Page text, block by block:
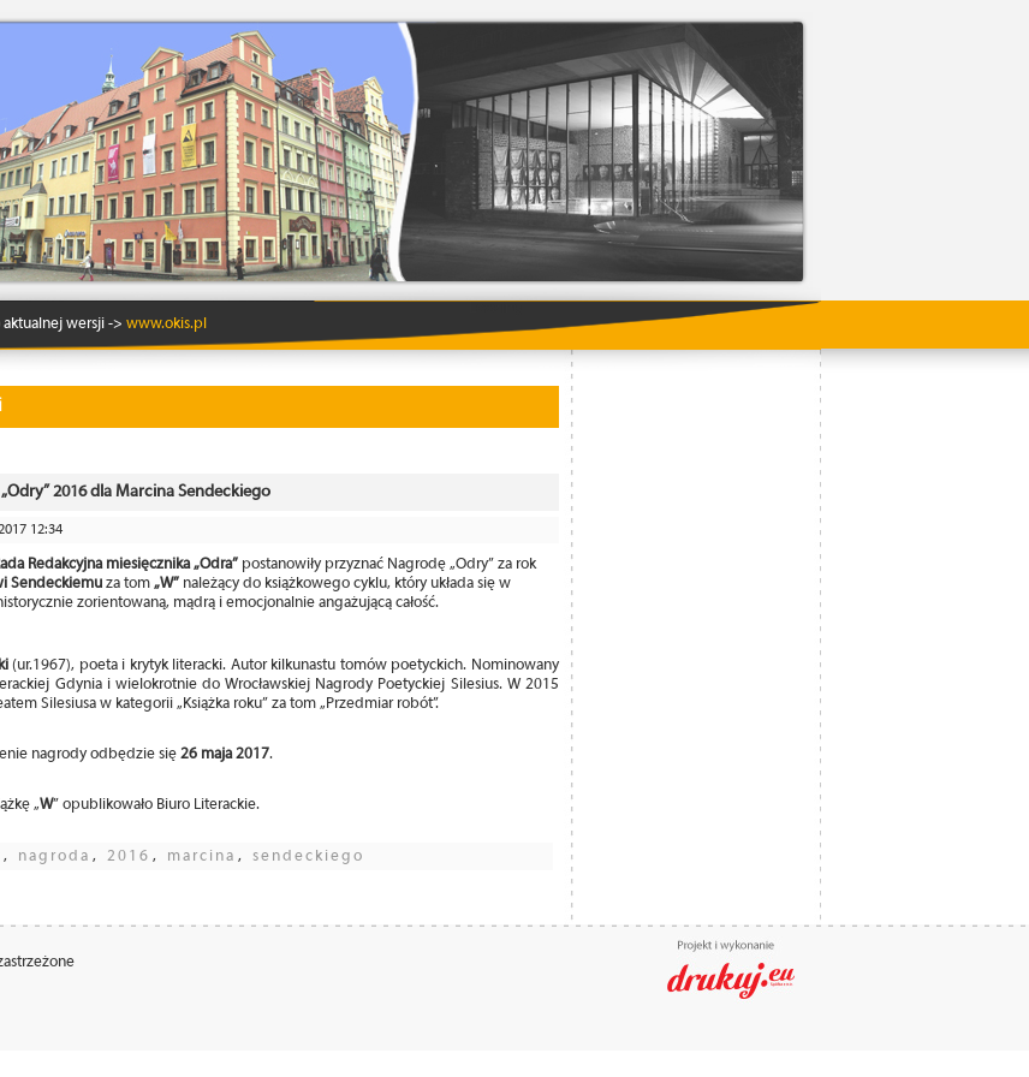
aktualnej wersji -> www.okis.pl
2016 dla Marcina Sendeckiego
12:34
Redakcyjna miesięcznika „Odra” postanowiły przyznać Nagrodę „Odry” za rok
Sendeckiemu za tom „W” należący do książkowego cyklu, który układa się w
zorientowaną, mądrą i emocjonalnie angażującą całość.
(ur.1967), poeta i krytyk literacki. Autor kilkunastu tomów poetyckich. Nominowany
Gdynia i wielokrotnie do Wrocławskiej Nagrody Poetyckiej Silesius. W 2015
Silesiusa w kategorii „Książka roku” za tom „Przedmiar robót”.
nagrody odbędzie się 26 maja 2017.
„W” opublikowało Biuro Literackie.
, nagroda , 2016 , marcina , sendeckiego